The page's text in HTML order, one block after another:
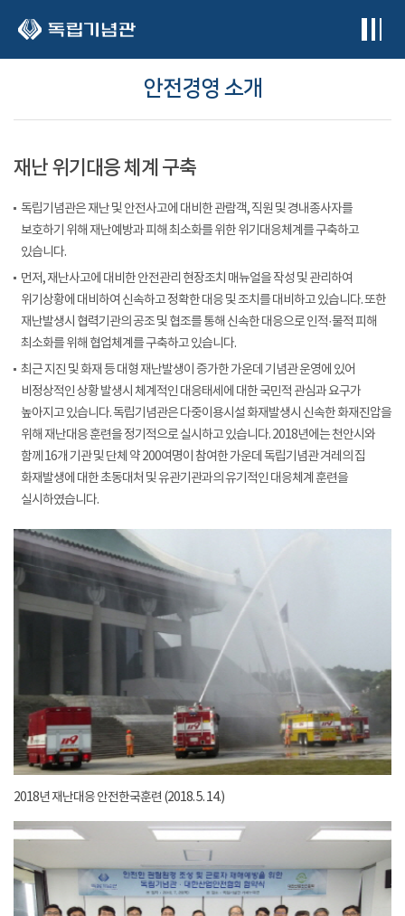
안전경영 소개
재난 위기대응 체계 구축
독립기념관은 재난 및 안전사고에 대비한 관람객, 직원 및 경내종사자를
보호하기 위해 재난예방과 피해 최소화를 위한 위기대응체계를 구축하고
있습니다.
먼저, 재난사고에 대비한 안전관리 현장조치 매뉴얼을 작성 및 관리하여
위기상황에 대비하여 신속하고 정확한 대응 및 조치를 대비하고 있습니다. 또한
재난발생시 협력기관의 공조 및 협조를 통해 신속한 대응으로 인적·물적 피해
최소화를 위해 협업체계를 구축하고 있습니다.
최근 지진 및 화재 등 대형 재난발생이 증가한 가운데 기념관 운영에 있어
비정상적인 상황 발생시 체계적인 대응태세에 대한 국민적 관심과 요구가
높아지고 있습니다. 독립기념관은 다중이용시설 화재발생시 신속한 화재진압을
위해 재난대응 훈련을 정기적으로 실시하고 있습니다. 2018년에는 천안시와
함께 16개 기관 및 단체 약 200여명이 참여한 가운데 독립기념관 겨레의 집
화재발생에 대한 초동대처 및 유관기관과의 유기적인 대응체계 훈련을
실시하였습니다.
2018년 재난대응 안전한국훈련 (2018. 5. 14.)